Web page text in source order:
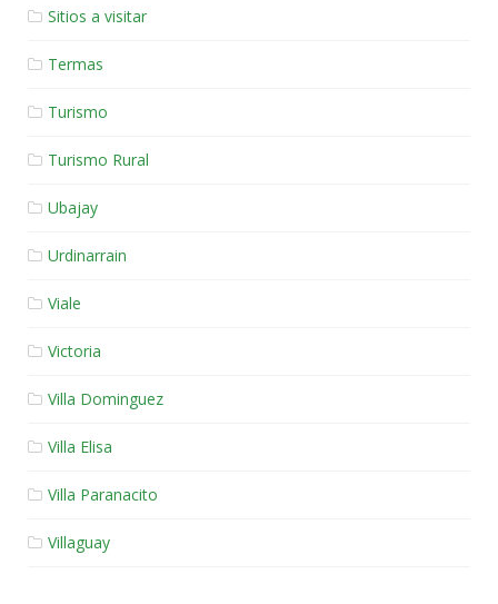
Sitios a visitar
Termas
Turismo
Turismo Rural
Ubajay
Urdinarrain
Viale
Victoria
Villa Dominguez
Villa Elisa
Villa Paranacito
Villaguay